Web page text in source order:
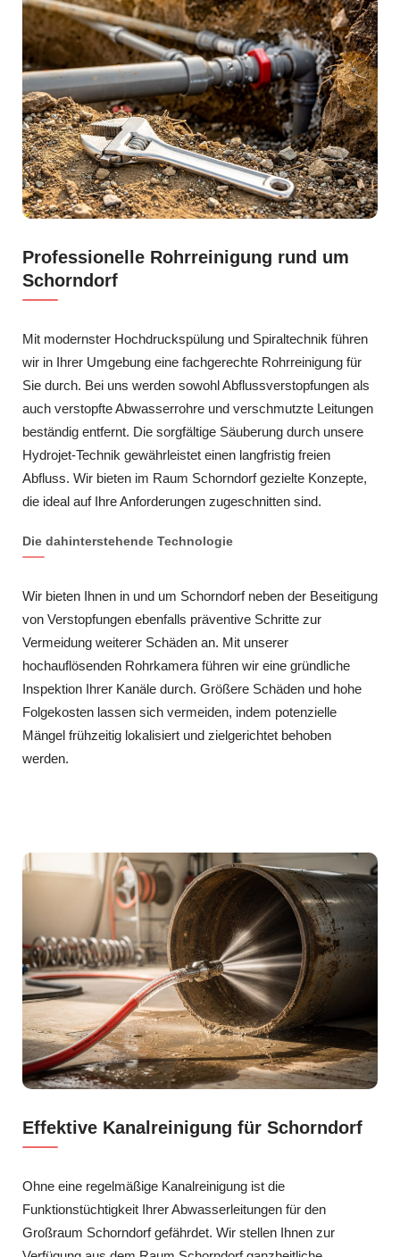
Professionelle Rohrreinigung rund um
Schorndorf
Mit modernster Hochdruckspülung und Spiraltechnik führen
wir in Ihrer Umgebung eine fachgerechte Rohrreinigung für
Sie durch. Bei uns werden sowohl Abflussverstopfungen als
auch verstopfte Abwasserrohre und verschmutzte Leitungen
beständig entfernt. Die sorgfältige Säuberung durch unsere
Hydrojet-Technik gewährleistet einen langfristig freien
Abfluss. Wir bieten im Raum Schorndorf gezielte Konzepte,
die ideal auf Ihre Anforderungen zugeschnitten sind.
Die dahinterstehende Technologie
Wir bieten Ihnen in und um Schorndorf neben der Beseitigung
von Verstopfungen ebenfalls präventive Schritte zur
Vermeidung weiterer Schäden an. Mit unserer
hochauflösenden Rohrkamera führen wir eine gründliche
Inspektion Ihrer Kanäle durch. Größere Schäden und hohe
Folgekosten lassen sich vermeiden, indem potenzielle
Mängel frühzeitig lokalisiert und zielgerichtet behoben
werden.
Effektive Kanalreinigung für Schorndorf
Ohne eine regelmäßige Kanalreinigung ist die
Funktionstüchtigkeit Ihrer Abwasserleitungen für den
Großraum Schorndorf gefährdet. Wir stellen Ihnen zur